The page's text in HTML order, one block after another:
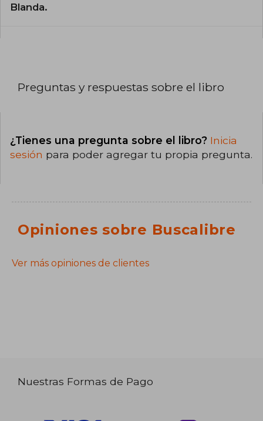
Blanda.
Preguntas y respuestas sobre el libro
¿Tienes una pregunta sobre el libro? Inicia
sesión para poder agregar tu propia pregunta.
Opiniones sobre Buscalibre
Ver más opiniones de clientes
Nuestras Formas de Pago